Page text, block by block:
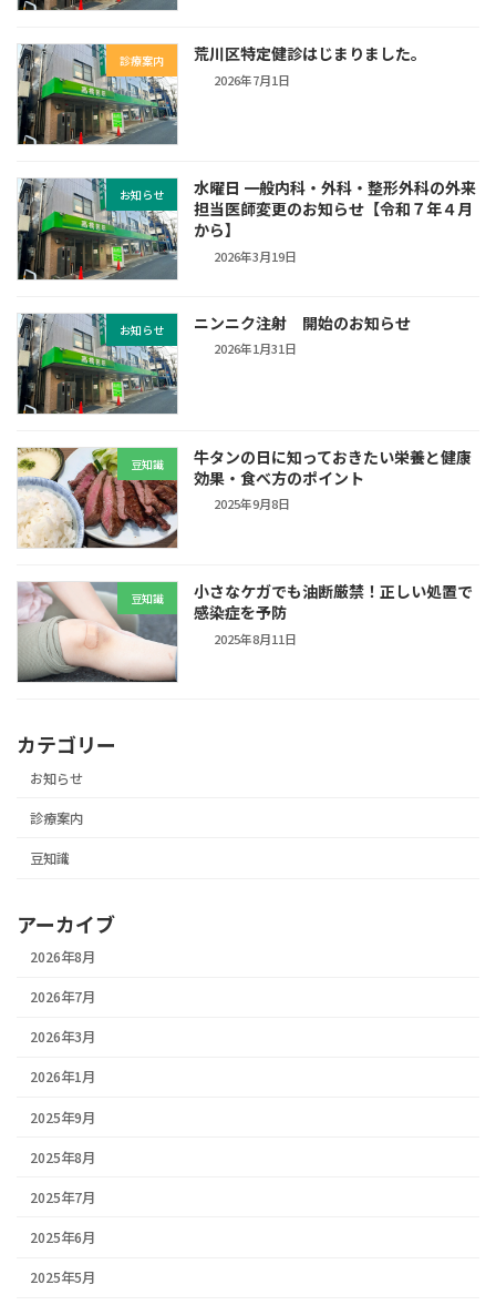
診療案内 荒川区特定健診はじまりました。
2026年7月1日
お知らせ
水曜日 一般内科・外科・整形外科の外来
担当医師変更のお知らせ【令和７年４月
から】
2026年3月19日
お知らせ ニンニク注射 開始のお知らせ
2026年1月31日
豆知識
牛タンの日に知っておきたい栄養と健康
効果・食べ方のポイント
2025年9月8日
豆知識
小さなケガでも油断厳禁！正しい処置で
感染症を予防
2025年8月11日
カテゴリー
お知らせ
診療案内
豆知識
アーカイブ
2026年8月
2026年7月
2026年3月
2026年1月
2025年9月
2025年8月
2025年7月
2025年6月
2025年5月